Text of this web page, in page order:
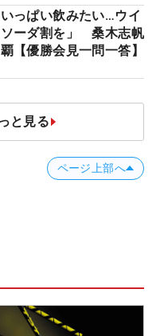
いっぱい飲みたい…ウイ
ソーダ割を」 桑木志帆
【優勝会見一問一答】
と見る
ページ上部へ